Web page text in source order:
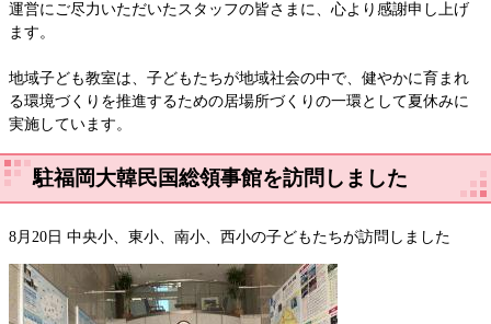
運営にご尽力いただいたスタッフの皆さまに、心より感謝申し上げ
ます。
地域子ども教室は、子どもたちが地域社会の中で、健やかに育まれ
る環境づくりを推進するための居場所づくりの一環として夏休みに
実施しています。
駐福岡大韓民国総領事館を訪問しました
8月20日 中央小、東小、南小、西小の子どもたちが訪問しました